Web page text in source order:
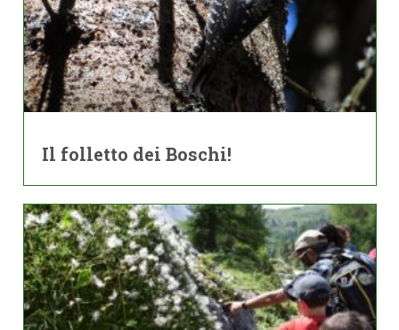
Il folletto dei Boschi!